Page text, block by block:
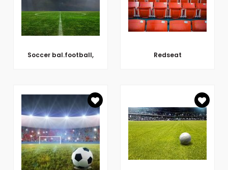
Soccer bal.football, Redseat